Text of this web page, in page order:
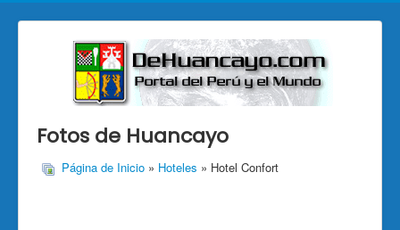
Fotos de Huancayo
Página de Inicio » Hoteles » Hotel Confort